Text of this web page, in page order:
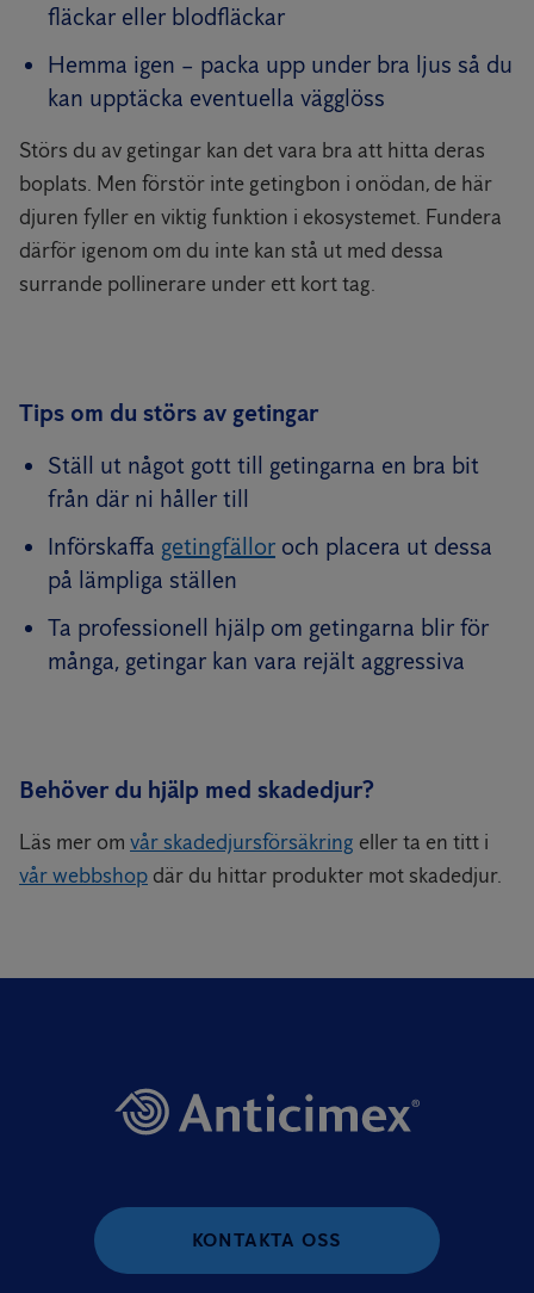
fläckar eller blodfläckar
Hemma igen – packa upp under bra ljus så du
kan upptäcka eventuella vägglöss
Störs du av getingar kan det vara bra att hitta deras
boplats. Men förstör inte getingbon i onödan, de här
djuren fyller en viktig funktion i ekosystemet. Fundera
därför igenom om du inte kan stå ut med dessa
surrande pollinerare under ett kort tag.
Tips om du störs av getingar
Ställ ut något gott till getingarna en bra bit
från där ni håller till
Införskaffa getingfällor och placera ut dessa
på lämpliga ställen
Ta professionell hjälp om getingarna blir för
många, getingar kan vara rejält aggressiva
Behöver du hjälp med skadedjur?
Läs mer om vår skadedjursförsäkring eller ta en titt i
vår webbshop där du hittar produkter mot skadedjur.
KONTAKTA OSS